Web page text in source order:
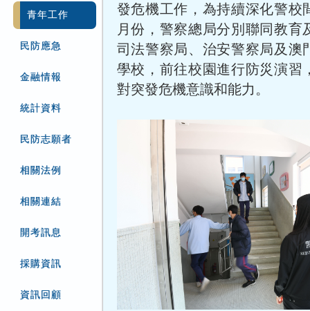
青年工作
民防應急
金融情報
統計資料
民防志願者
相關法例
相關連結
開考訊息
採購資訊
資訊回顧
發危機工作，為持續深化警校
月份，警察總局分別聯同教育
司法警察局、治安警察局及澳
學校，前往校園進行防災演習
對突發危機意識和能力。